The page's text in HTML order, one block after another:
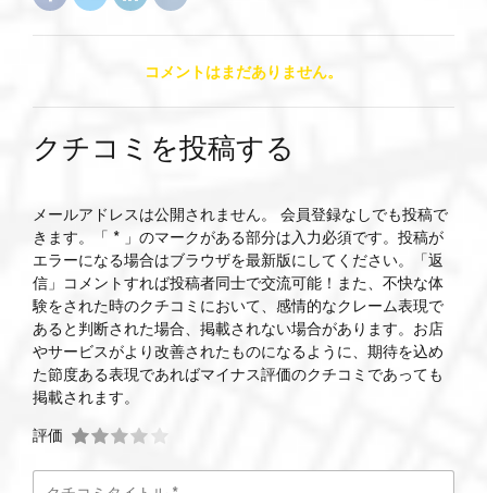
コメントはまだありません。
クチコミを投稿する
メールアドレスは公開されません。 会員登録なしでも投稿で
きます。「 * 」のマークがある部分は入力必須です。投稿が
エラーになる場合はブラウザを最新版にしてください。「返
信」コメントすれば投稿者同士で交流可能！また、不快な体
験をされた時のクチコミにおいて、感情的なクレーム表現で
あると判断された場合、掲載されない場合があります。お店
やサービスがより改善されたものになるように、期待を込め
た節度ある表現であればマイナス評価のクチコミであっても
掲載されます。
評価